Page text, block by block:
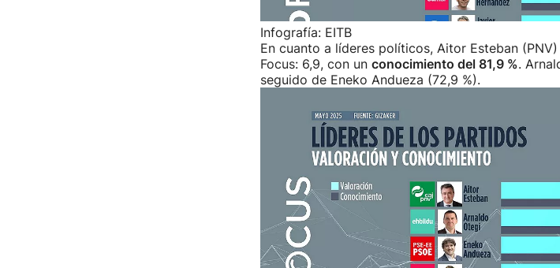
Infografía: EITB
En cuanto a líderes políticos, Aitor Esteban
Focus: 6,9, con un conocimiento del 81,9 %.
seguido de Eneko Andueza (72,9 %).